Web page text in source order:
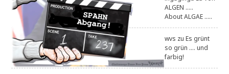
ALGEN .....
About ALGAE .....
wvs zuEs grünt
so grün .... und
farbig!